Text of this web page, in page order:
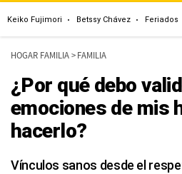
Keiko Fujimori Betssy Chávez Feriados
HOGAR FAMILIA> FAMILIA
¿Por qué debo
emociones de mis
hacerlo?
Vínculos sanos desde el